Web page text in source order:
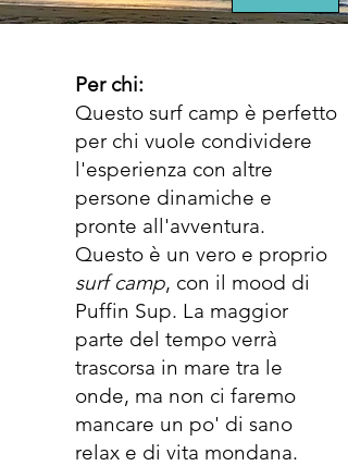
Per chi:
Questo surf camp è perfetto
per chi vuole condividere
l'esperienza con altre
persone dinamiche e
pronte all'avventura.
Questo è un vero e proprio
surf camp, con il mood di
Puffin Sup. La maggior
parte del tempo verrà
trascorsa in mare tra le
onde, ma non ci faremo
mancare un po' di sano
relax e di vita mondana.